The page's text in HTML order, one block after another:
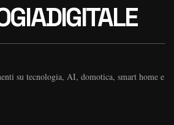
su tecnologia, AI, domotica, smart home e